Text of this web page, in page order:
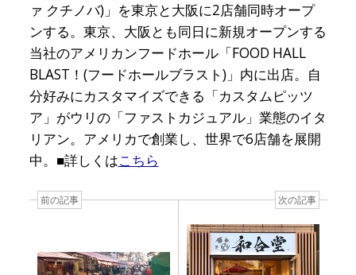
ァ クチノバ)」を東京と大阪に2店舗同時オープ
ンする。東京、大阪とも同日に新規オープンする
当社のアメリカンフードホール「FOOD HALL
BLAST！(フードホールブラスト)」内に出店。自
分好みにカスタマイズできる「カスタムピッツ
ア」がウリの「ファストカジュアル」業態のイタ
リアン。アメリカで創業し、世界で6店舗を展開
中。■詳しくはこちら
前の記事 次の記事